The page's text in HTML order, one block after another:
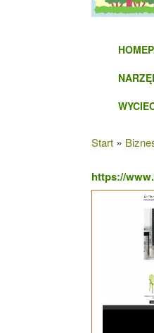
Start »
https://